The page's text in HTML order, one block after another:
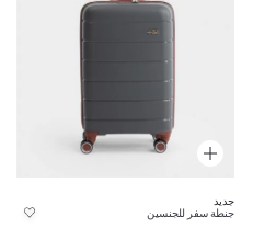
جديد
جنطة سفر للجنسين